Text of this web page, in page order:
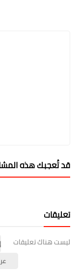
قد تُعجبك هذه
تعليقات
ليست هناك تعليقات